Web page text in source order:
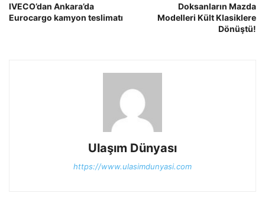
IVECO’dan Ankara’da
Eurocargo kamyon teslimatı
Doksanların Mazda
Modelleri Kült Klasiklere
Dönüştü!
Ulaşım Dünyası
https://www.ulasimdunyasi.com